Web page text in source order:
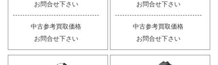
お問合せ下さい
中古参考買取価格
お問合せ下さい
お問合せ下さい
中古参考買取価格
お問合せ下さい